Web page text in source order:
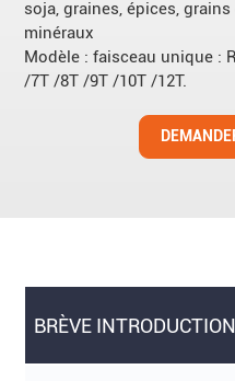
soja, graines, épices,
minéraux
Modèle : faisceau unique :
/7T /8T /9T /10T /12T.
BRÈVE INTRODUCTION